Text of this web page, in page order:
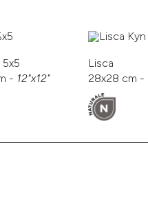
- 12"x12"
Lisca
28x28 cm -